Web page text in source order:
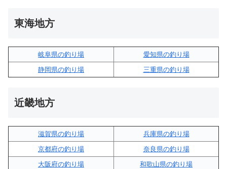
東海地方
岐阜県の釣り場
愛知県の釣り場
静岡県の釣り場
三重県の釣り場
近畿地方
滋賀県の釣り場
兵庫県の釣り場
京都府の釣り場
奈良県の釣り場
大阪府の釣り場
和歌山県の釣り場